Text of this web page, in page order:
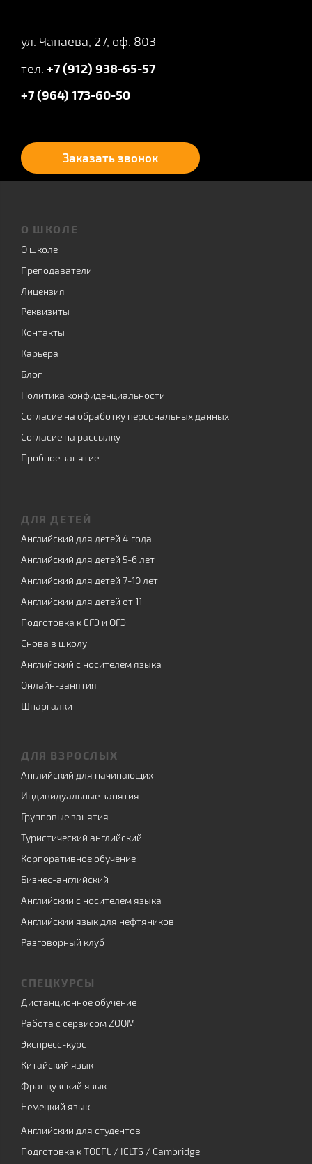
ул. Чапаева, 27, оф. 803
тел. +7 (912) 938-65-57
+7 (964) 173-60-50
Заказать звонок
О ШКОЛЕ
О школе
Преподаватели
Лицензия
Реквизиты
Контакты
Карьера
Блог
Политика конфиденциальности
Согласие на обработку персональных данных
Согласие на рассылку
Пробное занятие
ДЛЯ ДЕТЕЙ
Английский для детей 4 года
Английский для детей 5-6 лет
Английский для детей 7-10 лет
Английский для детей от 11
Подготовка к ЕГЭ и ОГЭ
Снова в школу
Английский с носителем языка
Онлайн-занятия
Шпаргалки
ДЛЯ ВЗРОСЛЫХ
Английский для начинающих
Индивидуальные занятия
Групповые занятия
Туристический английский
Корпоративное обучение
Бизнес-английский
Английский с носителем языка
Английский язык для нефтяников
Разговорный клуб
СПЕЦКУРСЫ
Дистанционное обучение
Работа с сервисом ZOOM
Экспресс-курс
Китайский язык
Французский язык
Немецкий язык
Английский для студентов
Подготовка к TOEFL / IELTS / Cambridge